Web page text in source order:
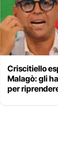
Criscitiello
Malagò: gli
per